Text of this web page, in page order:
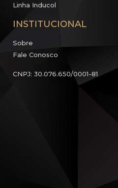
Linha Inducol
INSTITUCIONAL
Sobre
Fale Conosco
CNPJ: 30.076.650/0001-81